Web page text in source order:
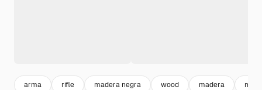
arma rifle madera negra wood madera